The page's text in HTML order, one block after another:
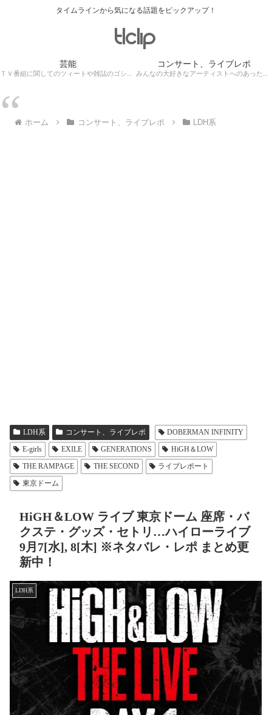
タイムラインから気になる話題をピックアップ！
芸能
ＴＶ番組に関してのツィートや雑誌のゴシップ記事、芸能人目撃情報・ロケ現場遭遇・・・
コンサート、ライブレポ
みんなの大好きなアーティストへのあったかぁ～い思いをツイッターレポートに保存！
ホーム コンサート、ライブレポ LDH系
LDH系 コンサート、ライブレポ
DOBERMAN INFINITY
E-girls
EXILE GENERATIONS
HiGH＆LOW
THE RAMPAGE
THE SECOND
ライブレポート
東京ドーム
HiGH＆LOW ライブ 東京ドーム 座席・バ
クステ・グッズ・セトリ…ハイローライブ
9月7[水], 8[木] ※ネタバレ・レポ まとめ更
新中！
LDH系